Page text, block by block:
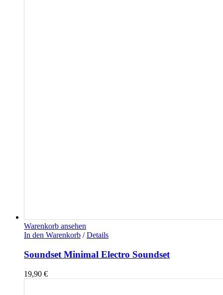
Warenkorb ansehen
In den Warenkorb / Details
Soundset Minimal Electro Soundset
19,90 €